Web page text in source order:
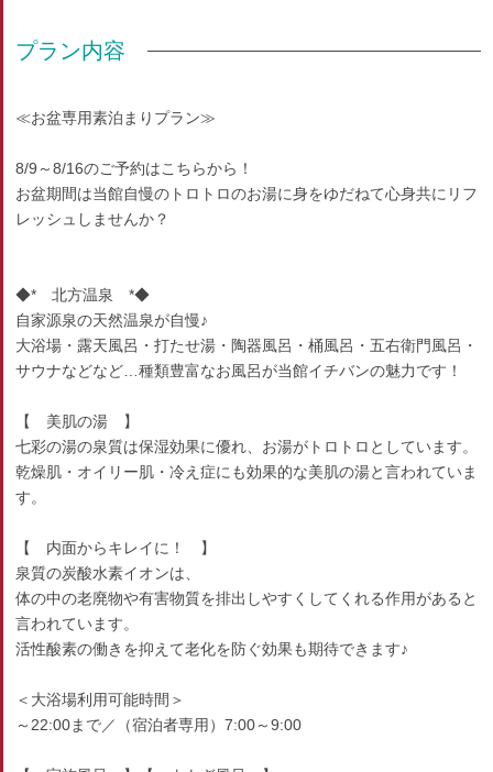
プラン内容
≪お盆専用素泊まりプラン≫
8/9～8/16のご予約はこちらから！
お盆期間は当館自慢のトロトロのお湯に身をゆだねて心身共にリフ
レッシュしませんか？
◆* 北方温泉 *◆
自家源泉の天然温泉が自慢♪
大浴場・露天風呂・打たせ湯・陶器風呂・桶風呂・五右衛門風呂・
サウナなどなど…種類豊富なお風呂が当館イチバンの魅力です！
【 美肌の湯 】
七彩の湯の泉質は保湿効果に優れ、お湯がトロトロとしています。
乾燥肌・オイリー肌・冷え症にも効果的な美肌の湯と言われていま
す。
【 内面からキレイに！ 】
泉質の炭酸水素イオンは、
体の中の老廃物や有害物質を排出しやすくしてくれる作用があると
言われています。
活性酸素の働きを抑えて老化を防ぐ効果も期待できます♪
＜大浴場利用可能時間＞
～22:00まで／（宿泊者専用）7:00～9:00